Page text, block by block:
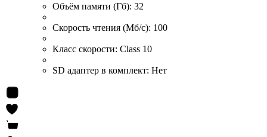
Объём памяти (Гб): 32
Скорость чтения (Мб/с): 100
Класс скорости: Class 10
SD адаптер в комплект: Нет